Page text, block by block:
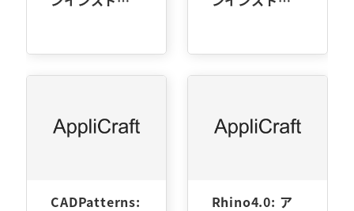
ですか?
CADPatterns:
Rhino4.0: ア